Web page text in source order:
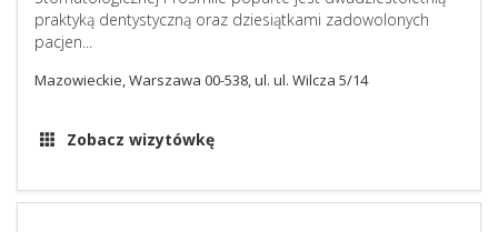
praktyką dentystyczną oraz dziesiątkami zadowolonych
pacjen...
Mazowieckie, Warszawa 00-538, ul. ul. Wilcza 5/14
Zobacz wizytówkę